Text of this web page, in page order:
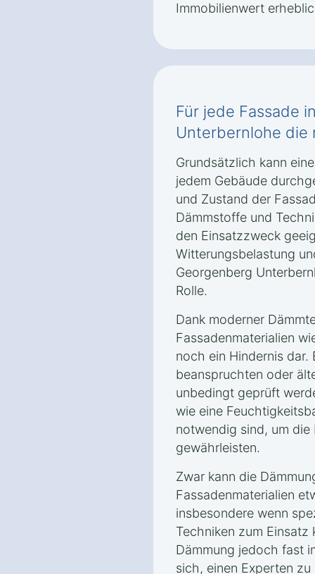
Immobilienwert
Für jede Fassade
Unterbernlohe die
Grundsätzlich kann
jedem Gebäude
und Zustand der
Dämmstoffe und
den Einsatzzweck
Witterungsbelastung
Georgenberg
Rolle.
Dank moderner
Fassadenmaterialien
noch ein Hindernis dar.
beanspruchten oder
unbedingt geprüft
wie eine
notwendig sind, um
gewährleisten.
Zwar kann die
Fassadenmaterialien
insbesondere wenn
Techniken zum
Dämmung jedoch fast
sich, einen Experten